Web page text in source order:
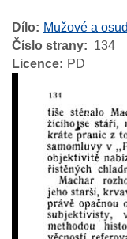
Dílo
Mužové a
Číslo strany
134
Licence
PD